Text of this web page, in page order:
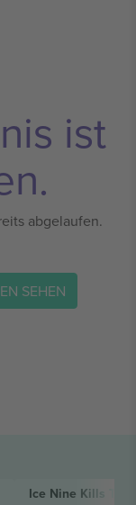
ist
abgelaufen.
SEHEN
Ice Nine Kills